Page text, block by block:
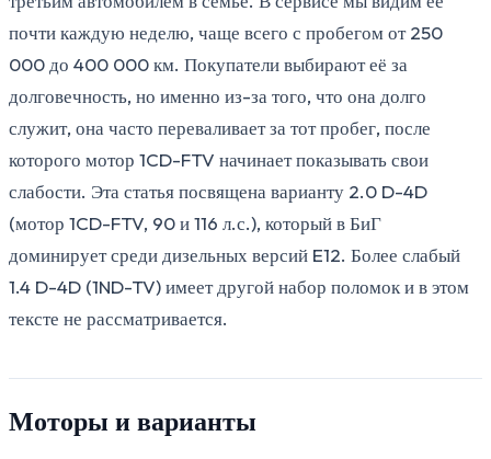
почти каждую неделю, чаще всего с пробегом от 250
000 до 400 000 км. Покупатели выбирают её за
долговечность, но именно из-за того, что она долго
служит, она часто переваливает за тот пробег, после
которого мотор 1CD-FTV начинает показывать свои
слабости. Эта статья посвящена варианту 2.0 D-4D
(мотор 1CD-FTV, 90 и 116 л.с.), который в БиГ
доминирует среди дизельных версий E12. Более слабый
1.4 D-4D (1ND-TV) имеет другой набор поломок и в этом
тексте не рассматривается.
Моторы и варианты